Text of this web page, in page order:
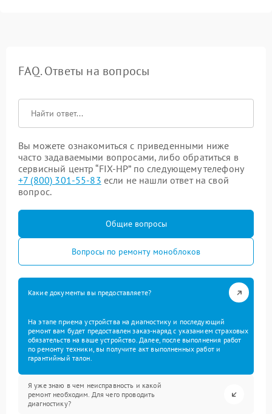
FAQ. Ответы на вопросы
Вы можете ознакомиться с приведенными ниже
часто задаваемыми вопросами, либо обратиться в
сервисный центр “FIX-HP” по следующему телефону
+7 (800) 301-55-83 если не нашли ответ на свой
вопрос.
Общие вопросы
Вопросы по ремонту моноблоков
Какие документы вы предоставляете?
На этапе приема устройства на диагностику и последующий
ремонт вам будет предоставлен заказ-наряд с указанием страховых
обязательств на ваше устройство. Далее, после выполнения работ
по ремонту техники, вы получите акт выполненных работ и
гарантийный талон.
Я уже знаю в чем неисправность и какой
ремонт необходим. Для чего проводить
диагностику?